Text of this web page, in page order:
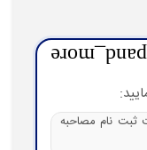
مهلت ثبت نام مصاحبه